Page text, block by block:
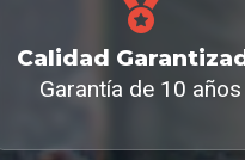
Calidad
Garantía de 10 años